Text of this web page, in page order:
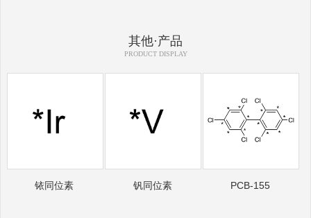
其他·产品
PRODUCT DISPLAY
铱同位素 钒同位素 PCB-155